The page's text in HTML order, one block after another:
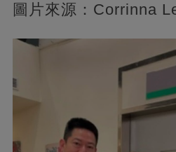
圖片來源：Corrinna